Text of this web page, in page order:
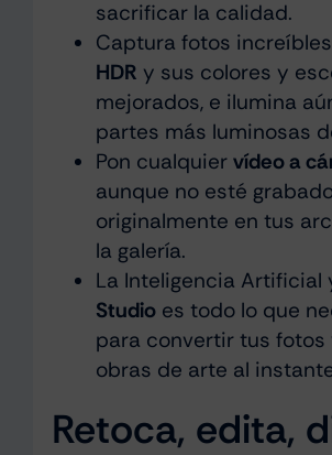
sacrificar la calidad.
Captura fotos
HDR y sus colores y
mejorados, e ilumina
partes más luminosas
Pon cualquier vídeo a
aunque no esté
originalmente en tus
la galería.
La Inteligencia Artificial
Studioes todo lo que
para convertir tus fotos
obras de arte al
Retoca, edita,